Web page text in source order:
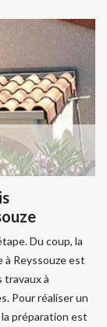
Du coup, la
Reyssouze est
travaux à
Pour réaliser un
préparation est